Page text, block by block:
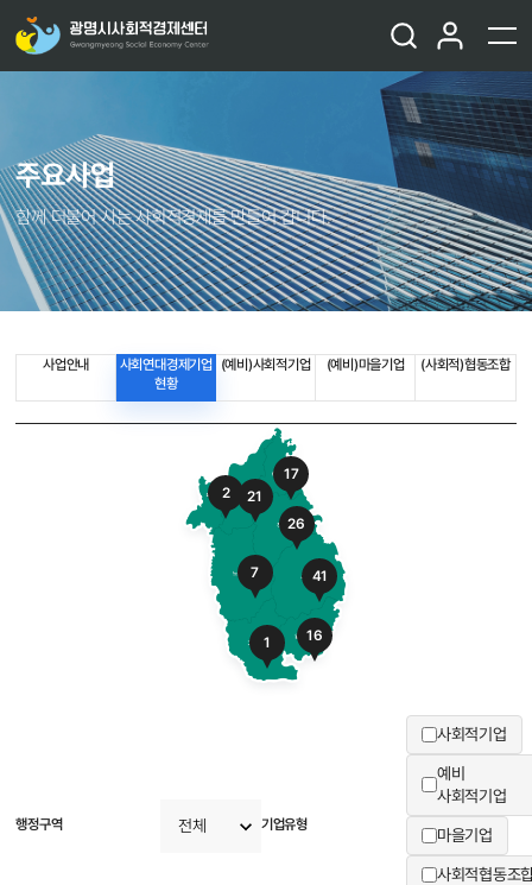
주요사업
함께 더불어 사는 사회적경제를 만들어 갑니다.
사업안내
사회연대경제기업
현황
(예비)사회적기업 (예비)마을기업 (사회적)협동조합
2 21
17
7
26
1
41
16
행정구역 기업유형
사회적기업
예비
사회적기업
마을기업
사회적협동조